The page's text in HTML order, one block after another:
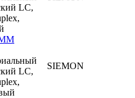
LC,
LC,
SIEMON